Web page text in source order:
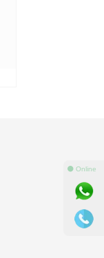
⚫ Online